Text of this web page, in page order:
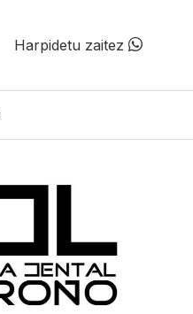
Harpidetu zaitez